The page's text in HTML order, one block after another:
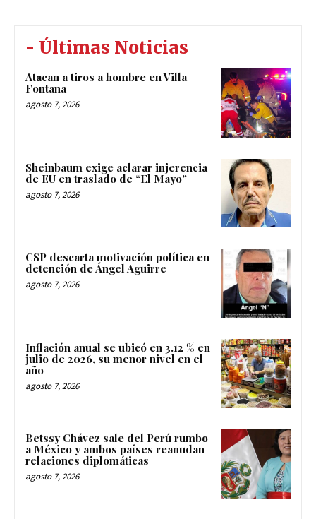
- Últimas Noticias
Atacan a tiros a hombre en Villa
Fontana
agosto 7, 2026
Sheinbaum exige aclarar injerencia
de EU en traslado de “El Mayo”
agosto 7, 2026
CSP descarta motivación política en
detención de Ángel Aguirre
agosto 7, 2026
Inflación anual se ubicó en 3.12 % en
julio de 2026, su menor nivel en el
año
agosto 7, 2026
Betssy Chávez sale del Perú rumbo
a México y ambos países reanudan
relaciones diplomáticas
agosto 7, 2026